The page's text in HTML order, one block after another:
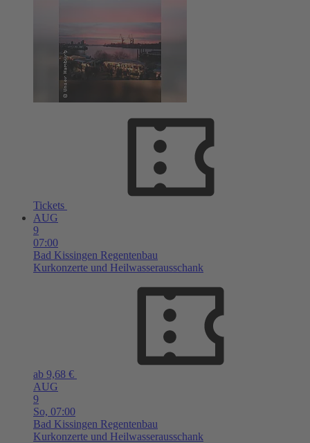
Tickets
AUG
9
07:00
Bad Kissingen Regentenbau
Kurkonzerte und Heilwasserausschank
ab 9,68 €
AUG
9
So, 07:00
Bad Kissingen Regentenbau
Kurkonzerte und Heilwasserausschank